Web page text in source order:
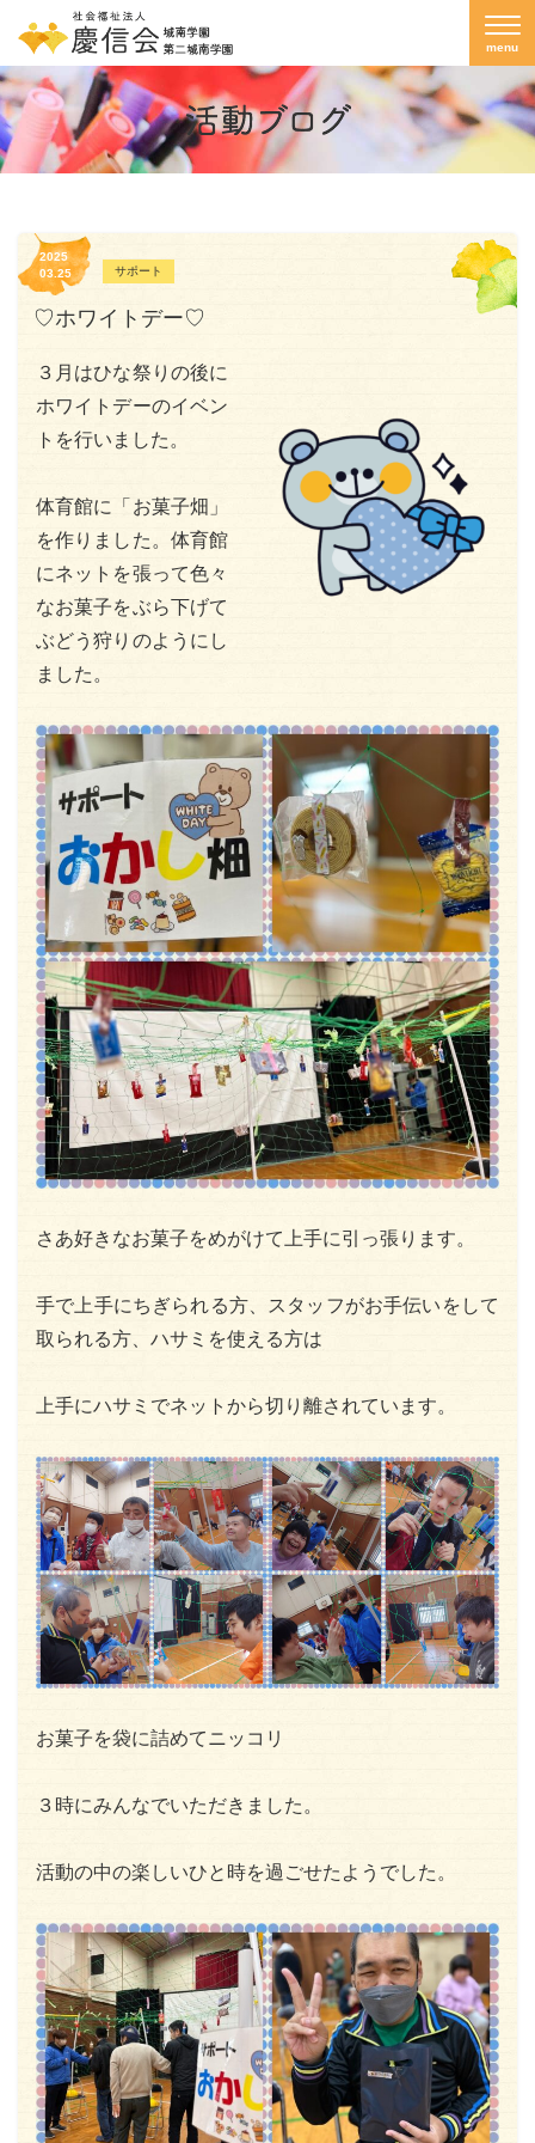
2025
03.25
サポート
♡ホワイトデー♡
３月はひな祭りの後に
ホワイトデーのイベン
トを行いました。
体育館に「お菓子畑」
を作りました。体育館
にネットを張って色々
なお菓子をぶら下げて
ぶどう狩りのようにし
ました。
さあ好きなお菓子をめがけて上手に引っ張ります。
手で上手にちぎられる方、スタッフがお手伝いをして
取られる方、ハサミを使える方は
上手にハサミでネットから切り離されています。
お菓子を袋に詰めてニッコリ
３時にみんなでいただきました。
活動の中の楽しいひと時を過ごせたようでした。
menu